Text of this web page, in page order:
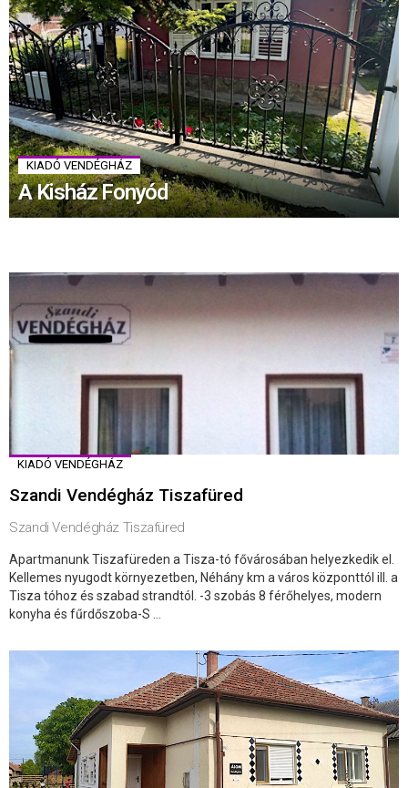
KIADÓ VENDÉGHÁZ
A Kisház Fonyód
KIADÓ VENDÉGHÁZ
Szandi Vendégház Tiszafüred
Szandi Vendégház Tiszafüred
Apartmanunk Tiszafüreden a Tisza-tó fővárosában helyezkedik el.
Kellemes nyugodt környezetben, Néhány km a város központtól ill. a
Tisza tóhoz és szabad strandtól. -3 szobás 8 férőhelyes, modern
konyha és fűrdőszoba-S ...